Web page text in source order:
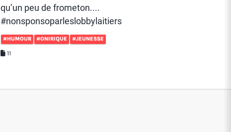
qu’un peu de frometon....
#nonsponsoparleslobbylaitiers
#HUMOUR #ONIRIQUE #JEUNESSE
11